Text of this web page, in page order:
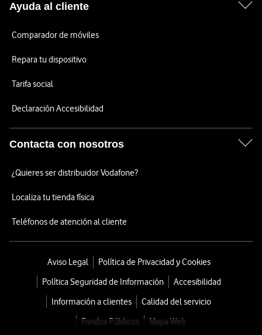
Ayuda al cliente
Comparador de móviles
Repara tu dispositivo
Tarifa social
Declaración Accesibilidad
Contacta con nosotros
¿Quieres ser distribuidor Vodafone?
Localiza tu tienda física
Teléfonos de atención al cliente
Aviso Legal
Política de Privacidad y Cookies
Política Seguridad de Información
Accesibilidad
Información a clientes
Calidad del servicio
Fondos Públicos
Mapa Web